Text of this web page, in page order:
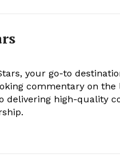
your go-to
commentary on
delivering high-quality